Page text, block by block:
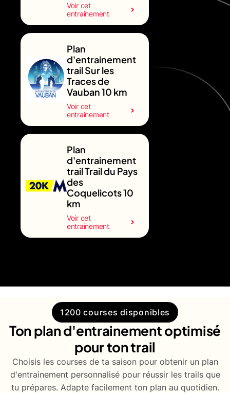
Voir cet
entrainement
Plan
d'entrainement
trail Sur les
Traces de
Vauban 10 km
Voir cet
entrainement
Plan
d'entrainement
trail Trail du Pays
des
Coquelicots 10
km
Voir cet
entrainement
1200 courses disponibles
Ton plan d'entrainement optimisé
pour ton trail
Choisis les courses de ta saison pour obtenir un plan
d'entrainement personnalisé pour réussir les trails que
tu prépares. Adapte facilement ton plan au quotidien.